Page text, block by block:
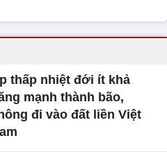
thấp nhiệt đới ít khả
mạnh thành bão,
đi vào đất liền Việt